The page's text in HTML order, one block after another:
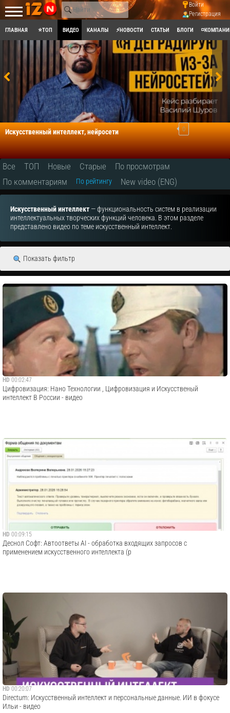
Войти
Регистрация
ГЛАВНАЯ ⭐ТОП ВИДЕО КАНАЛЫ ⚡НОВОСТИ СТАТЬИ БЛОГИ
0
Искусственный интеллект, нейросети
Все ТОП Новые Старые
По просмотрам
По комментариям
По рейтингу New video (ENG)
Искусственный интеллект — функциональность систем в реализации
интеллектуальных творческих функций человека. В этом разделе
представлено видео по теме искусственный интеллект.
Показать фильтр
HD 00:02:47
Цифровизация: Нано Технологии , Цифровизация и Искусственый
интеллект В России - видео
HD 00:09:15
Деснол Со​фт: Автоответы AI - обработка входящих запросов с
применением искусственного интеллекта (р
HD 00:20:07
Directum: Искусственный интеллект и персональные данные. ИИ в фокусе
Ильи - видео